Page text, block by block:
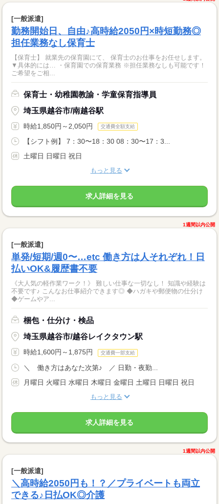
[一般派遣]
勤務開始日、自由♪高時給2050円×時短勤務◎
担任業務なし保育士
【保育士】 就業先の保育園にて、 保育士のお仕事をお任せします。
▼具体的には… ・保育園での保育業務 ※担任業務なしも可能です！
ご希望をご相...
保育士・幼稚園教諭・学童保育指導員
埼玉県越谷市/南越谷駅
時給1,850円～2,050円 交通費全額支給
【シフト例】 7：30〜18：30 08：30〜17：3...
土曜日 日曜日 祝日
もっと見る
求人詳細を見る
1週間以内公開
[一般派遣]
単発/短期/週0〜…etc 働き方は人それぞれ！日
払いOK&履歴書不要
《大人気の軽作業ワーク！》 難しい仕事な一切なし！ 知識や経験は
不要です♪ こんなお仕事紹介できます◎ ◆ハガキや郵便物の仕分け
◆ゲームやア...
梱包・仕分け・検品
埼玉県越谷市/越谷レイクタウン駅
時給1,600円～1,875円 交通費一部支給
＼ 働き方はあなた次第♪ ／ 日勤・夜勤...
月曜日 火曜日 水曜日 木曜日 金曜日 土曜日 日曜日 祝日
もっと見る
求人詳細を見る
1週間以内公開
[一般派遣]
＼高時給2050円も！？／プライベートも両立
できる♪日払OK◎介護